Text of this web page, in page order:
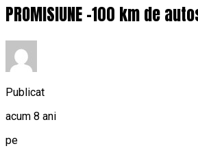
PROMISIUNE -100 km de
Publicat
acum 8 ani
pe